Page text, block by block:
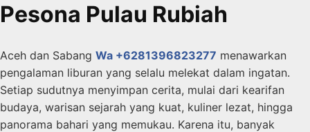
Pesona Pulau Rubiah
Aceh dan Sabang Wa +6281396823277 menawarkan
pengalaman liburan yang selalu melekat dalam ingatan.
Setiap sudutnya menyimpan cerita, mulai dari kearifan
budaya, warisan sejarah yang kuat, kuliner lezat, hingga
panorama bahari yang memukau. Karena itu, banyak